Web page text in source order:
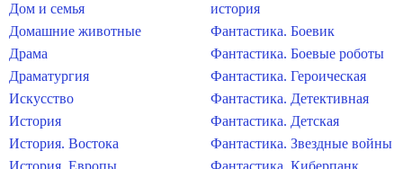
Дом и семья
Домашние животные
Драма
Драматургия
Искусство
История
История. Востока
История. Европы
история
Фантастика. Боевик
Фантастика. Боевые роботы
Фантастика. Героическая
Фантастика. Детективная
Фантастика. Детская
Фантастика. Звездные войны
Фантастика. Киберпанк